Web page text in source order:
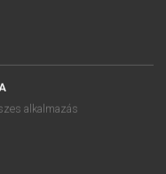
alkalmazás